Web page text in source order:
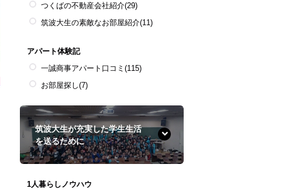
つくばの不動産会社紹介(29)
筑波大生の素敵なお部屋紹介(11)
アパート体験記
一誠商事アパート口コミ (115)
お部屋探し(7)
筑波大生が充実した学生生活
を送るために
1人暮らしノウハウ